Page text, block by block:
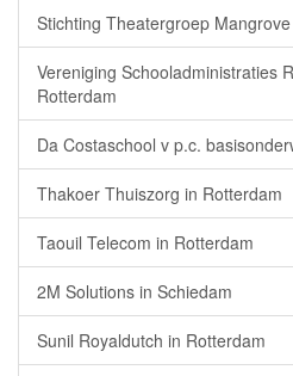
Stichting Theatergroep
Vereniging Schooladministraties
Rotterdam
Da Costaschool v p.c.
Thakoer Thuiszorg in Rotterdam
Taouil Telecom in Rotterdam
2M Solutions in Schiedam
Sunil Royaldutch in Rotterdam